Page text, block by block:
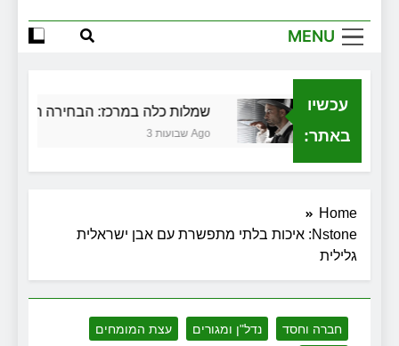
למה צריך משרד תיווך ברחובות? היתרון
MENU
עכשיו
באתר:
שמלות כלה במרכז: הבחירה הנכונה
3 שבועות Ago
בגירושין
Home
Nstone: איכות בלתי מתפשרת עם אבן ישראלית
גלילית
חברה וחסד נדל"ן ומגורים
עצת המומחים